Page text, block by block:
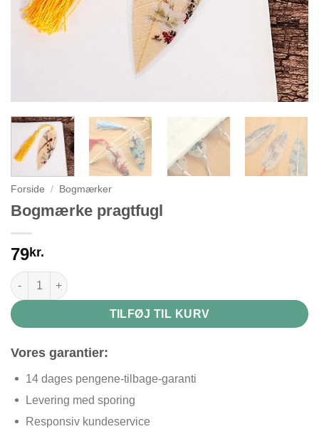
Forside / Bogmærker
Bogmærke pragtfugl
79kr.
Bogmærke pragtfugl antal
TILFØJ TIL KURV
Vores garantier:
14 dages pengene-tilbage-garanti
Levering med sporing
Responsiv kundeservice